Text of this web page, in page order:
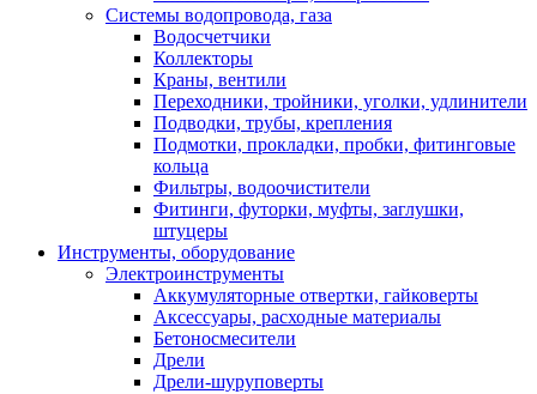
Системы водопровода, газа
Водосчетчики
Коллекторы
Краны, вентили
Переходники, тройники, уголки, удлинители
Подводки, трубы, крепления
Подмотки, прокладки, пробки, фитинговые
кольца
Фильтры, водоочистители
Фитинги, футорки, муфты, заглушки,
штуцеры
Инструменты, оборудование
Электроинструменты
Аккумуляторные отвертки, гайковерты
Аксессуары, расходные материалы
Бетоносмесители
Дрели
Дрели-шуруповерты